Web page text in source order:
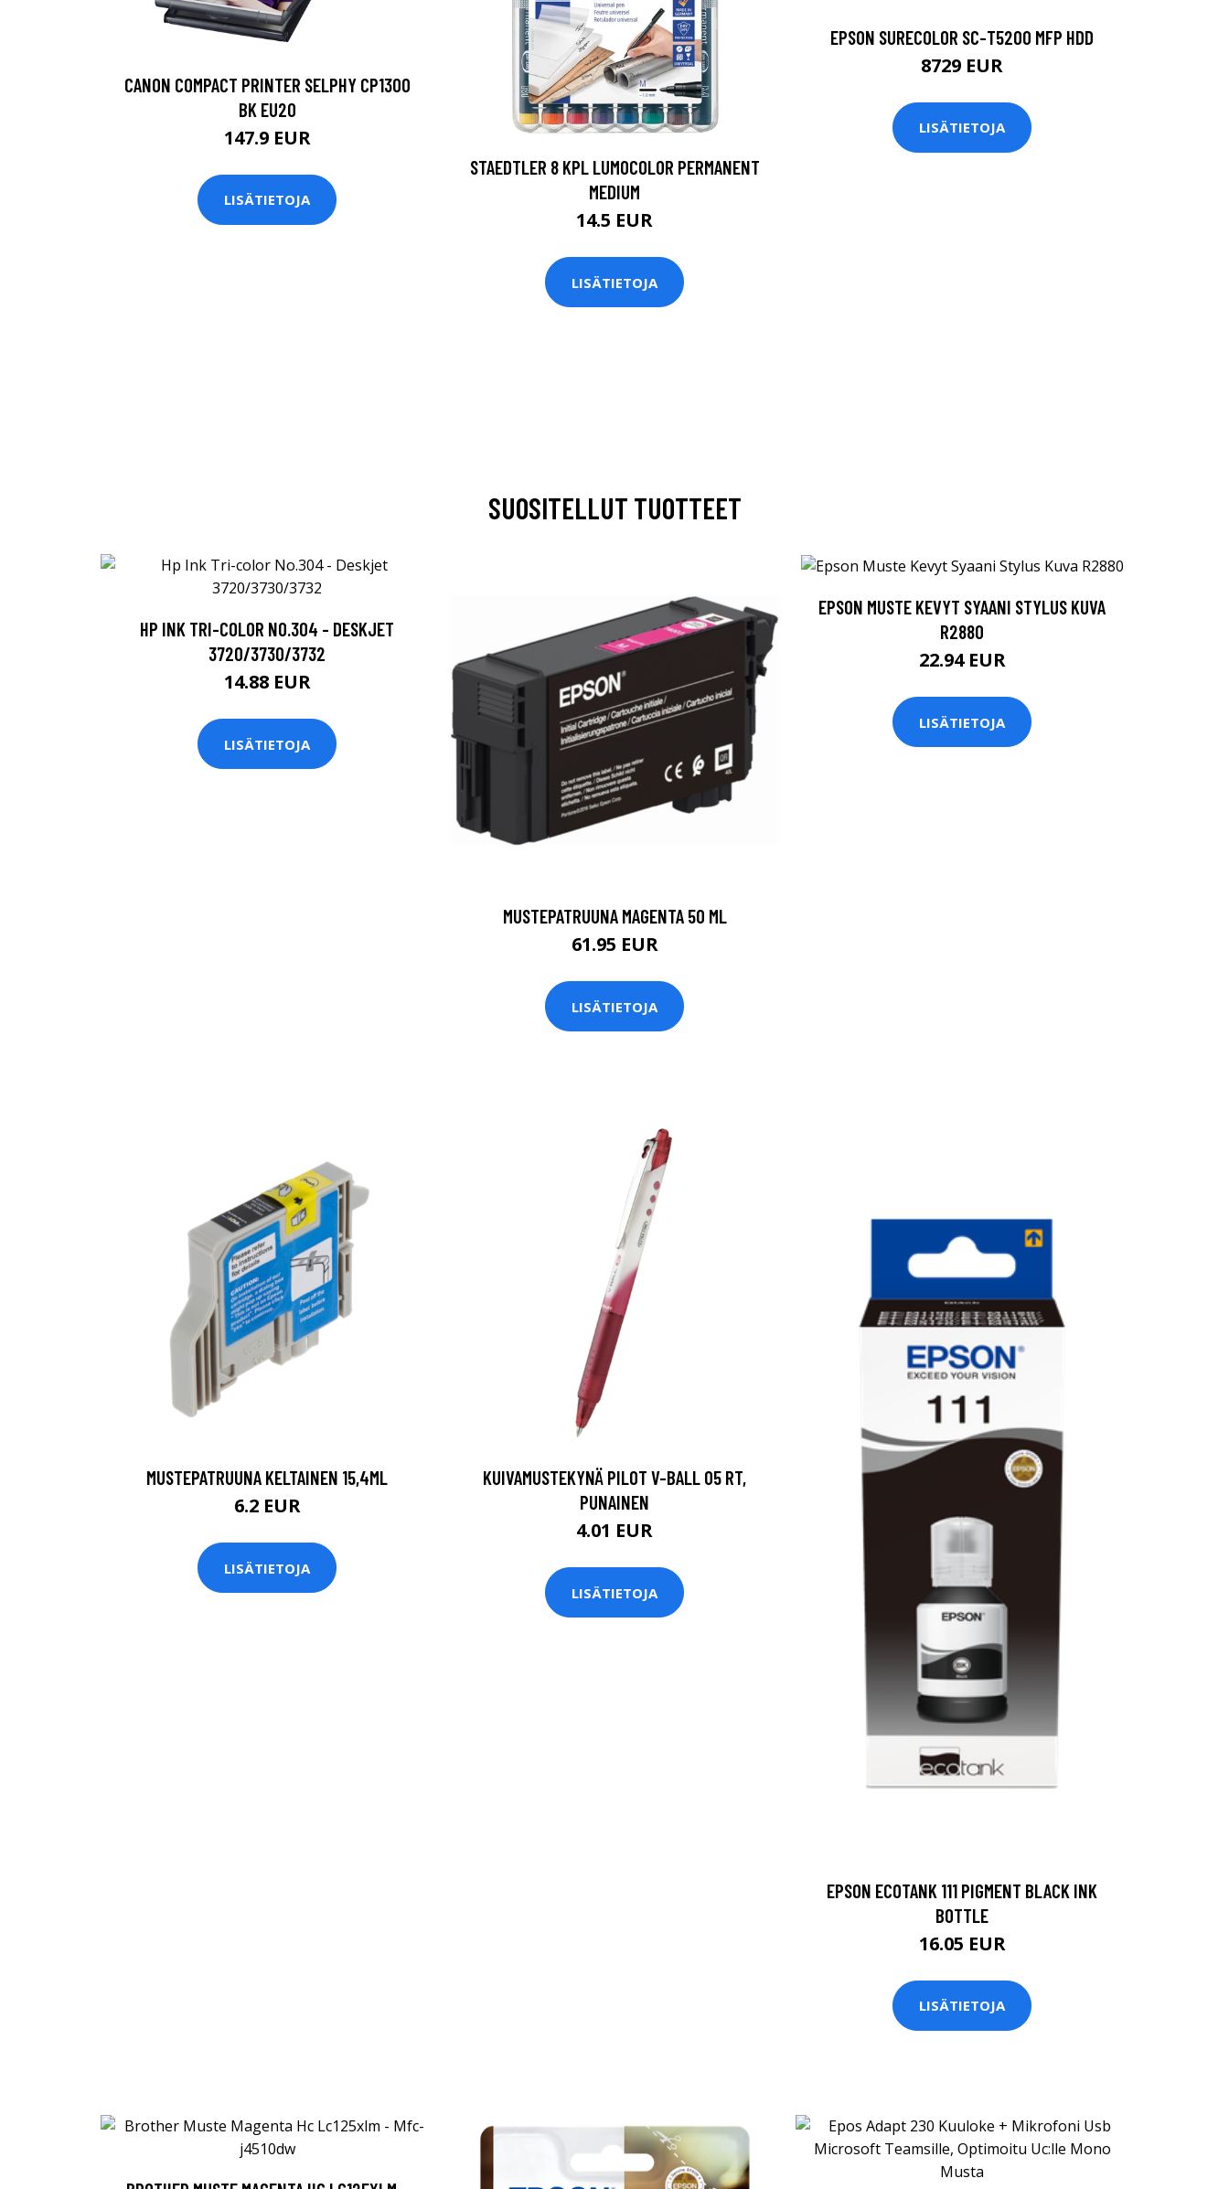
CANON COMPACT PRINTER SELPHY CP1300
BK EU20
147.9 EUR
LISÄTIETOJA
STAEDTLER 8 KPL LUMOCOLOR PERMANENT
MEDIUM
14.5 EUR
LISÄTIETOJA
EPSON SURECOLOR SC-T5200 MFP HDD
8729 EUR
LISÄTIETOJA
SUOSITELLUT TUOTTEET
HP INK TRI-COLOR NO.304 - DESKJET
3720/3730/3732
14.88 EUR
LISÄTIETOJA
MUSTEPATRUUNA MAGENTA 50 ML
61.95 EUR
LISÄTIETOJA
EPSON MUSTE KEVYT SYAANI STYLUS KUVA
R2880
22.94 EUR
LISÄTIETOJA
MUSTEPATRUUNA KELTAINEN 15,4ML
6.2 EUR
LISÄTIETOJA
KUIVAMUSTEKYNÄ PILOT V-BALL 05 RT,
PUNAINEN
4.01 EUR
LISÄTIETOJA
EPSON ECOTANK 111 PIGMENT BLACK INK
BOTTLE
16.05 EUR
LISÄTIETOJA